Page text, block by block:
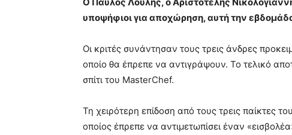
υποψήφιοι για αποχώρηση, αυτή την
Οι κριτές συνάντησαν τους τρεις άνδρες
οποίο θα έπρεπε να αντιγράψουν. Το τελικό
σπίτι του MasterChef.
Τη χειρότερη επίδοση από τους τρεις παίκτες
οποίος έπρεπε να αντιμετωπίσει έναν